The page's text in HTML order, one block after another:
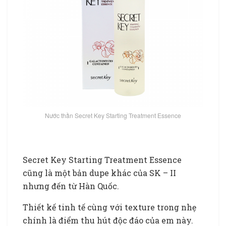
Nước thần Secret Key Starting Treatment Essence
Secret Key Starting Treatment Essence
cũng là một bản dupe khác của SK – II
nhưng đến từ Hàn Quốc.
Thiết kế tinh tế cùng với texture trong nhẹ
chính là điểm thu hút độc đáo của em này.